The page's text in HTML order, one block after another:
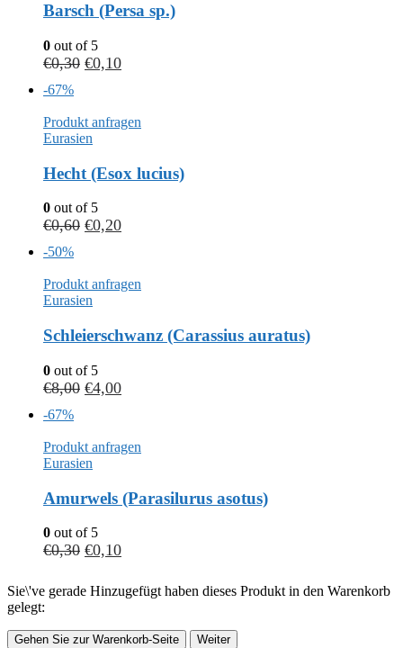
Barsch (Persa sp.)
0 out of 5
€0,30 €0,10
-67%
Produkt anfragen
Eurasien
Hecht (Esox lucius)
0 out of 5
€0,60 €0,20
-50%
Produkt anfragen
Eurasien
Schleierschwanz (Carassius auratus)
0 out of 5
€8,00 €4,00
-67%
Produkt anfragen
Eurasien
Amurwels (Parasilurus asotus)
0 out of 5
€0,30 €0,10
Sie\'ve gerade Hinzugefügt haben dieses Produkt in den Warenkorb
gelegt:
Gehen Sie zur Warenkorb-Seite Weiter